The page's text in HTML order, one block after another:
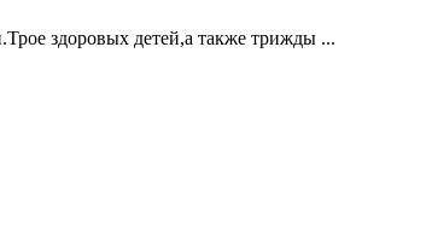
здоровых детей,а также трижды ...